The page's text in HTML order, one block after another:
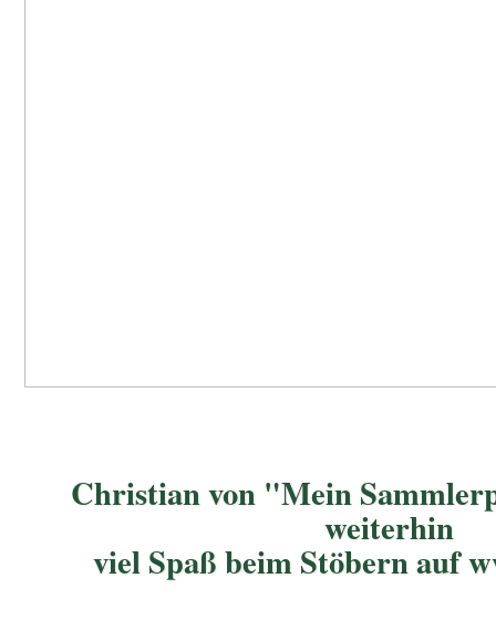
Christian von "Mein
weiterhin
viel Spaß beim Stöbern auf